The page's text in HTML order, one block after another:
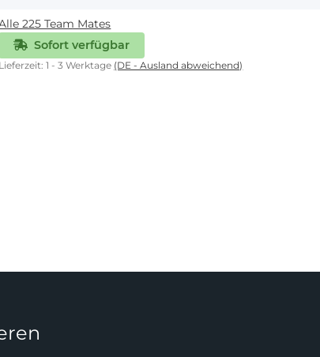
225 Team Mates
Sofort verfügbar
Lieferzeit:1 - 3 Werktage (DE - Ausland abweichend)